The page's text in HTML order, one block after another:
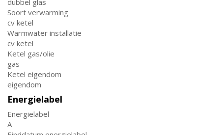
dubbel glas
Soort verwarming
cv ketel
Warmwater installatie
cv ketel
Ketel gas/olie
gas
Ketel eigendom
eigendom
Energielabel
Energielabel
A